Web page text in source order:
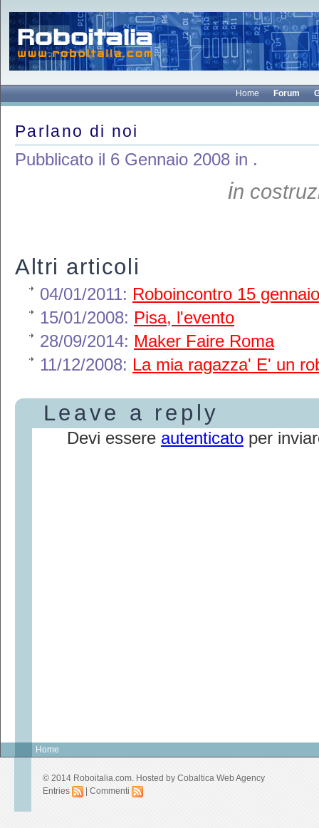
Home Forum
Parlano di noi
Pubblicato il 6 Gennaio 2008 in .
in
Altri articoli
04/01/2011: Roboincontro 15 gennaio
15/01/2008: Pisa, l'evento
28/09/2014: Maker Faire Roma
11/12/2008: La mia ragazza' E' un
Leave a reply
Devi essere autenticatoper
Home
© 2014 Roboitalia.com. Hosted by Cobaltica Web Agency
Entries
Commenti